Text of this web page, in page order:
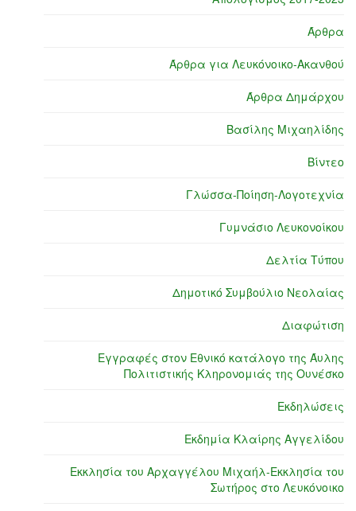
Άρθρα
Άρθρα για Λευκόνοικο-Ακανθού
Άρθρα Δημάρχου
Βασίλης Μιχαηλίδης
Βίντεο
Γλώσσα-Ποίηση-Λογοτεχνία
Γυμνάσιο Λευκονοίκου
Δελτία Τύπου
Δημοτικό Συμβούλιο Νεολαίας
Διαφώτιση
Εγγραφές στον Εθνικό κατάλογο της Άυλης
Πολιτιστικής Κληρονομιάς της Ουνέσκο
Εκδηλώσεις
Εκδημία Κλαίρης Αγγελίδου
Εκκλησία του Αρχαγγέλου Μιχαήλ-Εκκλησία του
Σωτήρος στο Λευκόνοικο